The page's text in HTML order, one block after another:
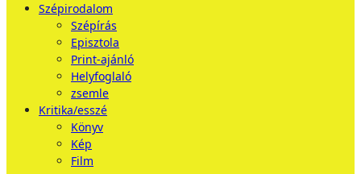
Szépirodalom
Szépírás
Episztola
Print-ajánló
Helyfoglaló
zsemle
Kritika/esszé
Könyv
Kép
Film